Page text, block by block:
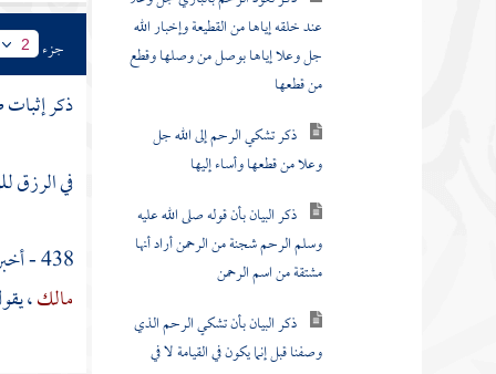
جل وعلا إياها بوصل من وصلها وقطع
من قطعها
وعلا من قطعها وأساء إليها
وسلم الرحم شجنة من الرحمن أراد أنها
مشتقة من اسم الرحمن
وصفنا قبل إنما يكون في القيامة لا في
الدنيا
جزء 2
ذكر
في الرزق
438 - أخبرنا
مالك،